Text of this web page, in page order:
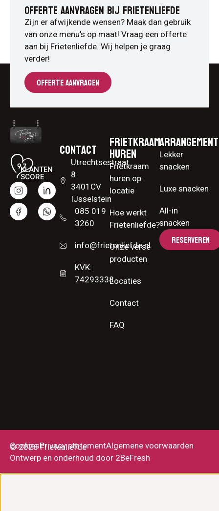
OFFERTE AANVRAGEN BIJ FRIETENLIEFDE
Zijn er afwijkende wensen? Maak dan gebruik
van onze menu’s op maat! Vraag een offerte
aan bij Frietenliefde. Wij helpen je graag
verder!
OFFERTE AANVRAGEN
KLANTEN
SCORE
Contact
Utrechtsestraat
8
3401CV
IJsselstein
085 019
3260
info@frietenliefde.nl
KVK:
74293338
Frietkraam
huren
Frietkraam
huren op
locatie
Hoe werkt
Frietenliefde?
Onze verse
producten
Locaties
Contact
FAQ
Lekker
snacken
Luxe snacken
All-in
snacken
RESERVEREN
© 2026 Frietenliefde
CookiesPrivacy statementAlgemene voorwaarden
Ontwerp en onderhoud door 2BeFresh